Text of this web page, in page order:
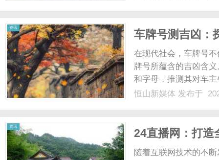
资讯
车牌号测吉凶：
在现代社会，车牌号
牌号所蕴含的吉凶含
和字母，推测其对车
车牌号测吉凶的原理
恒山新媒体 发布于
资讯
24直播网：打造
随着互联网技术的不